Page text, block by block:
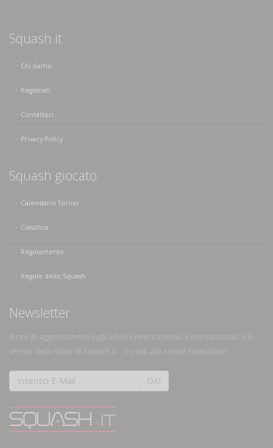
Squash.it
Chi siamo
Registrati
Contattaci
Privacy Policy
Squash giocato
Calendario Tornei
Classifica
Regolamento
Regole dello Squash
Newsletter
Ricevi gli aggiornamenti sugli ultimi eventi nazionali e internazionali, e le
offerte dello Store di Squash.it... Iscriviti alla nostra Newsletter!
OK!